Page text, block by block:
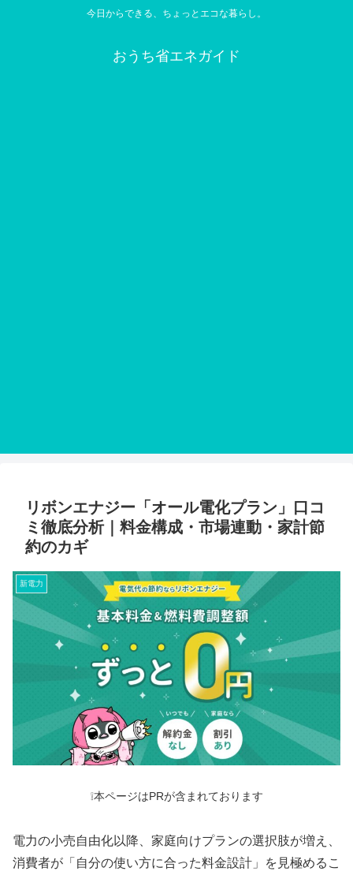
今日からできる、ちょっとエコな暮らし。
おうち省エネガイド
リボンエナジー「オール電化プラン」口コ
ミ徹底分析｜料金構成・市場連動・家計節
約のカギ
新電力
❕本ページはPRが含まれております
電力の小売自由化以降、家庭向けプランの選択肢が増え、
消費者が「自分の使い方に合った料金設計」を見極めるこ